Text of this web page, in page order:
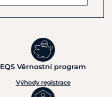
EQS Věrnostní program
Výhody registrace